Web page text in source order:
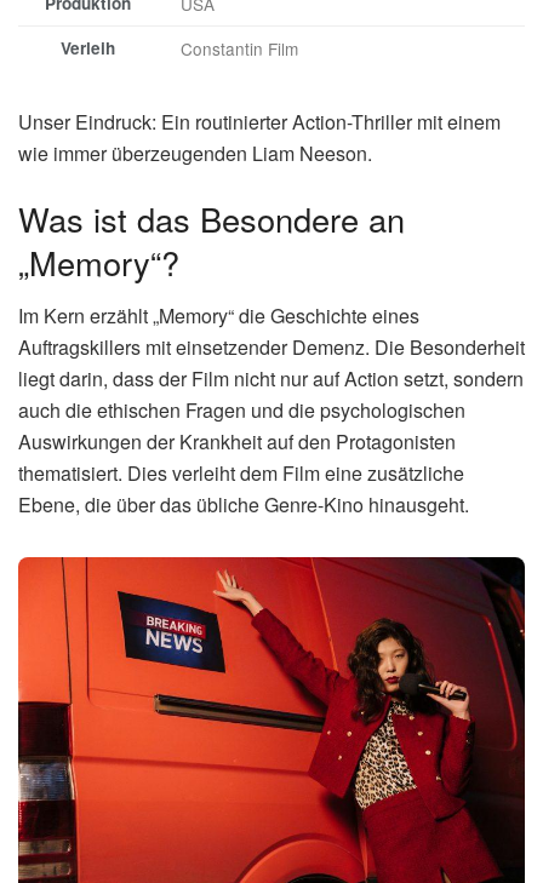
Verleih Constantin Film
Unser Eindruck: Ein routinierter Action-Thriller mit einem
wie immer überzeugenden Liam Neeson.
Was ist das Besondere an
„Memory“?
Im Kern erzählt „Memory“ die Geschichte eines
Auftragskillers mit einsetzender Demenz. Die Besonderheit
liegt darin, dass der Film nicht nur auf Action setzt, sondern
auch die ethischen Fragen und die psychologischen
Auswirkungen der Krankheit auf den Protagonisten
thematisiert. Dies verleiht dem Film eine zusätzliche
Ebene, die über das übliche Genre-Kino hinausgeht.